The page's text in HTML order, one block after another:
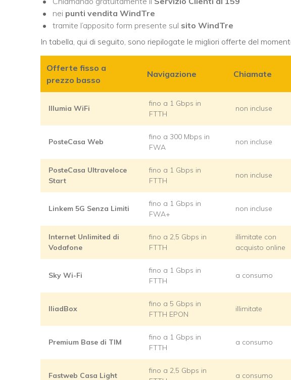
nei punti vendita WindTre
tramite l’apposito form presente sul sito WindTre
In tabella, qui di seguito, sono riepilogate le migliori offerte del
Offerte fisso a
prezzo basso
Navigazione Chiamate
Illumia WiFi
fino a 1 Gbps in
FTTH
non incluse
PosteCasa Web
fino a 300 Mbps in
FWA
non incluse
PosteCasa Ultraveloce
Start
fino a 1 Gbps in
FTTH
non incluse
Linkem 5G Senza Limiti
fino a 1 Gbps in
FWA+
non incluse
Internet Unlimited di
Vodafone
fino a 2,5 Gbps in
FTTH
illimitate con
acquisto online
Sky Wi-Fi
fino a 1 Gbps in
FTTH
a consumo
IliadBox
fino a 5 Gbps in
FTTH EPON
illimitate
Premium Base di TIM
fino a 1 Gbps in
FTTH
a consumo
Fastweb Casa Light
fino a 2,5 Gbps in
a consumo